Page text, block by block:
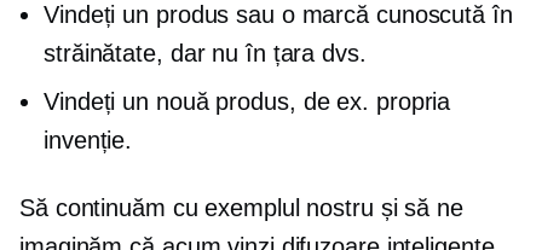
Vindeți un produs sau o marcă cunoscută în
străinătate, dar nu în țara dvs.
Vindeți un nouăprodus, de ex. propria
invenție.
Să continuăm cu exemplul nostru și să ne